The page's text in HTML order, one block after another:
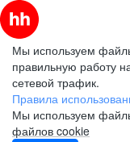
Мы используем
правильную работу
сетевой трафик.
Правила
Мы используем
файлов cookie